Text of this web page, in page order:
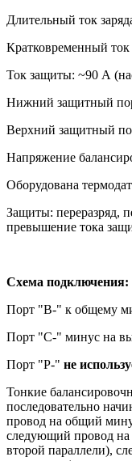
Длительный ток
Кратковременный ток
Ток защиты: ~90 А
Нижний защитный
Верхний защитный
Напряжение
Оборудована
Защиты: переразряд,
превышение тока
Схема подключения:
Порт "B-" к общему
Порт "С-" минус на
Порт "P-" не
Тонкие
последовательно
провод на общий
следующий провод
второй параллели),